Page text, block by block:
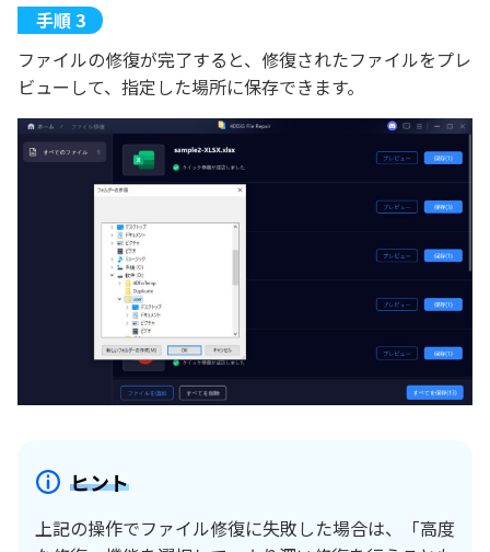
ファイルの修復が完了すると、修復されたファイルをプレ
ビューして、指定した場所に保存できます。
ヒント
上記の操作でファイル修復に失敗した場合は、「高度